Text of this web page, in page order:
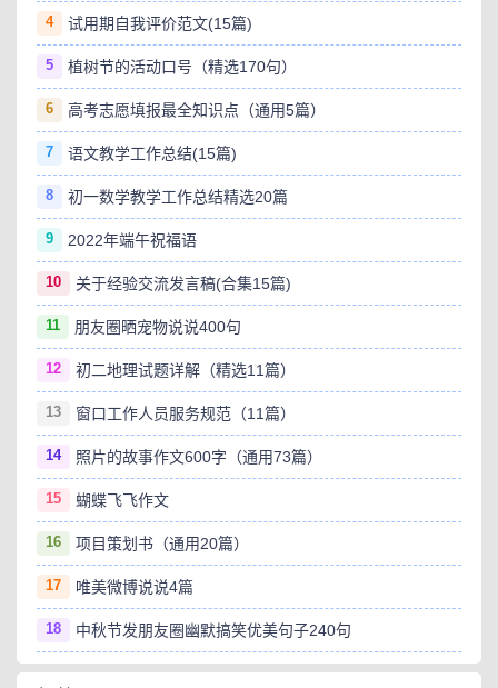
4 试用期自我评价范文(15篇)
5 植树节的活动口号（精选170句）
6 高考志愿填报最全知识点（通用5篇）
7 语文教学工作总结(15篇)
8 初一数学教学工作总结精选20篇
9 2022年端午祝福语
10 关于经验交流发言稿(合集15篇)
11 朋友圈晒宠物说说400句
12 初二地理试题详解（精选11篇）
13 窗口工作人员服务规范（11篇）
14 照片的故事作文600字（通用73篇）
15 蝴蝶飞飞作文
16 项目策划书（通用20篇）
17 唯美微博说说4篇
18 中秋节发朋友圈幽默搞笑优美句子240句